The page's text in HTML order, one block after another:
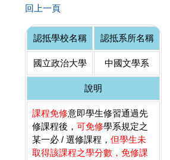
回上一頁
認抵學校名稱 認抵系所名稱
國立政治大學 中國文學系
說明
課程免修意即學生修習通過先
修課程後， 可免修學系規定之
某一必 / 選修課程， 但學生未
取得該課程之學分數，免修課